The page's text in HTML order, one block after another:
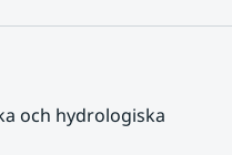
och hydrologiska